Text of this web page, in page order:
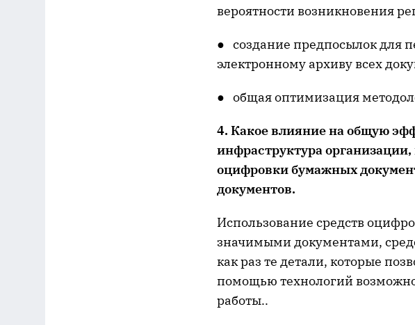
вероятности возникновения
● создание предпосылок для
электронному архиву всех
● общая оптимизация
4. Какое влияние на общую
инфраструктура
оцифровки бумажных
документов.
Использование средств
значимыми документами,
как раз те детали, которые
помощью технологий
работы..